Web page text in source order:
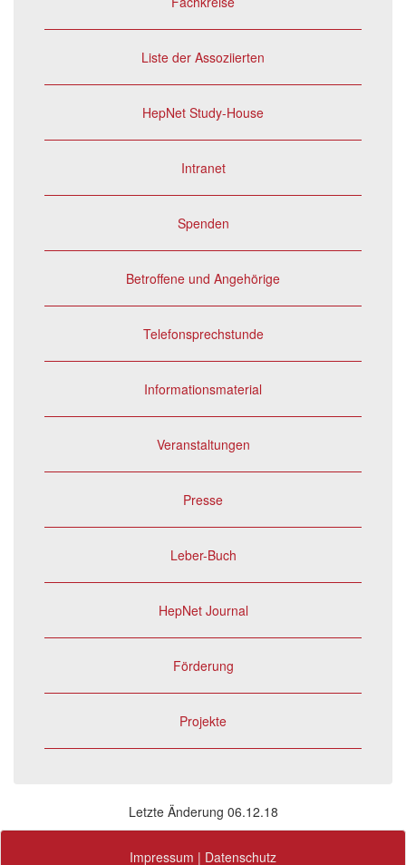
Liste der Assoziierten
HepNet Study-House
Intranet
Spenden
Betroffene und Angehörige
Telefonsprechstunde
Informationsmaterial
Veranstaltungen
Presse
Leber-Buch
HepNet Journal
Förderung
Projekte
Letzte Änderung 06.12.18
Impressum | Datenschutz